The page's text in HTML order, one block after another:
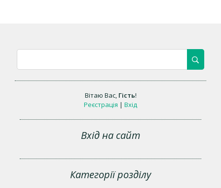
Вітаю Вас, Гість!
Реєстрація | Вхід
Вхід на сайт
Категорії розділу